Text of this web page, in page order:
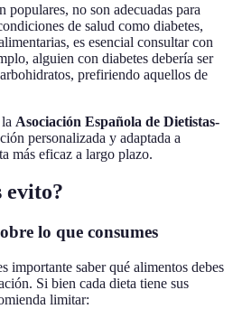
populares, no son adecuadas para
de salud como diabetes,
es esencial consultar con
alguien con diabetes debería ser
prefiriendo aquellos de
Asociación Española de Dietistas-
personalizada y adaptada a
más eficaz a largo plazo.
evito?
lo que consumes
importante saber qué alimentos debes
Si bien cada dieta tiene sus
limitar: